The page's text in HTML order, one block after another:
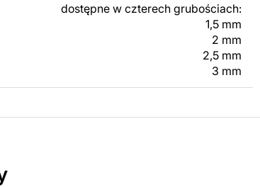
potrzebujesz pomocy, skontaktuj się z nami
dostępne w czterech grubościach:
1,5 mm
2 mm
2,5 mm
3 mm